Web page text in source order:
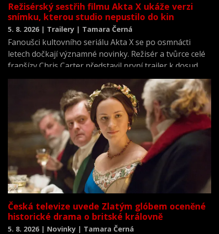
Režisérský sestřih filmu Akta X ukáže verzi
snímku, kterou studio nepustilo do kin
5. 8. 2026 | Trailery | Tamara Černá
Fanoušci kultovního seriálu Akta X se po osmnácti
letech dočkají významné novinky. Režisér a tvůrce celé
franšízy Chris Carter představil první trailer k dosud
neviděné režisérské verzi filmu Akta X: Chci uvěřit.
Česká televize uvede Zlatým glóbem oceněné
historické drama o britské královně
5. 8. 2026 | Novinky | Tamara Černá